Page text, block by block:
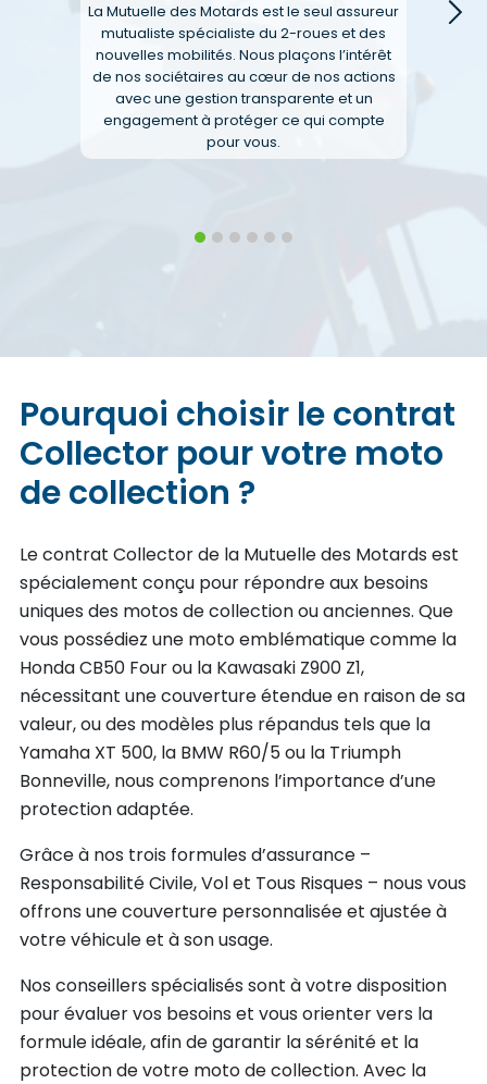
La Mutuelle des Motards est le seul assureur
mutualiste spécialiste du 2-roues et des
nouvelles mobilités. Nous plaçons l’intérêt
de nos sociétaires au cœur de nos actions
avec une gestion transparente et un
engagement à protéger ce qui compte
pour vous.
1 2 3 4 5 6
Pourquoi choisir le contrat
Collector pour votre moto
de collection ?
Le contrat Collector de la Mutuelle des Motards est
spécialement conçu pour répondre aux besoins
uniques des motos de collection ou anciennes. Que
vous possédiez une moto emblématique comme la
Honda CB50 Four ou la Kawasaki Z900 Z1,
nécessitant une couverture étendue en raison de sa
valeur, ou des modèles plus répandus tels que la
Yamaha XT 500, la BMW R60/5 ou la Triumph
Bonneville, nous comprenons l’importance d’une
protection adaptée.
Grâce à nos trois formules d’assurance –
Responsabilité Civile, Vol et Tous Risques – nous vous
offrons une couverture personnalisée et ajustée à
votre véhicule et à son usage.
Nos conseillers spécialisés sont à votre disposition
pour évaluer vos besoins et vous orienter vers la
formule idéale, afin de garantir la sérénité et la
protection de votre moto de collection. Avec la